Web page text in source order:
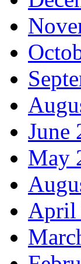
June
May
April